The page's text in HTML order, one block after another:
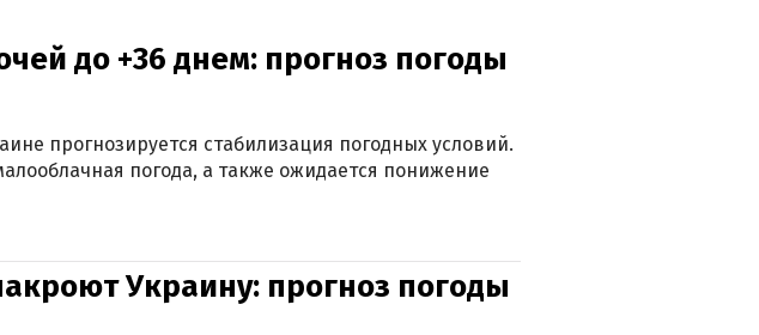
до +36 днем: прогноз погоды
прогнозируется стабилизация погодных условий.
погода, а также ожидается понижение
Украину: прогноз погоды